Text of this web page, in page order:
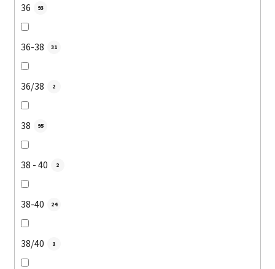
36 93
36-38 31
36/38 2
38 95
38 - 40 2
38-40 24
38/40 1